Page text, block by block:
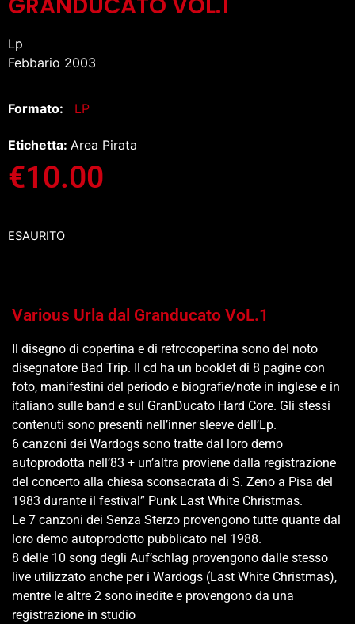
Lp
Febbario 2003
Formato: LP
Etichetta: Area Pirata
€10.00
ESAURITO
Various Urla dal Granducato VoL.1
Il disegno di copertina e di retrocopertina sono del noto
disegnatore Bad Trip. Il cd ha un booklet di 8 pagine con
foto, manifestini del periodo e biografie/note in inglese e in
italiano sulle band e sul GranDucato Hard Core. Gli stessi
contenuti sono presenti nell’inner sleeve dell’Lp.
6 canzoni dei Wardogs sono tratte dal loro demo
autoprodotta nell’83 + un’altra proviene dalla registrazione
del concerto alla chiesa sconsacrata di S. Zeno a Pisa del
1983 durante il festival” Punk Last White Christmas.
Le 7 canzoni dei Senza Sterzo provengono tutte quante dal
loro demo autoprodotto pubblicato nel 1988.
8 delle 10 song degli Auf’schlag provengono dalle stesso
live utilizzato anche per i Wardogs (Last White Christmas),
mentre le altre 2 sono inedite e provengono da una
registrazione in studio